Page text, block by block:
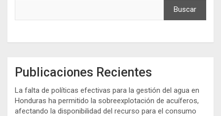
Buscar
Publicaciones Recientes
La falta de políticas efectivas para la gestión del agua en
Honduras ha permitido la sobreexplotación de acuíferos,
afectando la disponibilidad del recurso para el consumo